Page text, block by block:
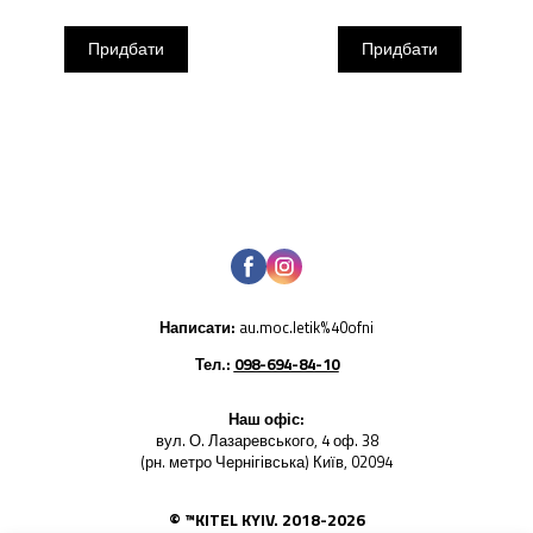
Придбати Придбати
Написати: au.moc.letik%40ofni
Тел.: 098-694-84-10
Наш офіс:
вул. О. Лазаревського, 4 оф. 38
(рн. метро Чернігівська) Київ, 02094
© ™KITEL KYIV. 2018-2026